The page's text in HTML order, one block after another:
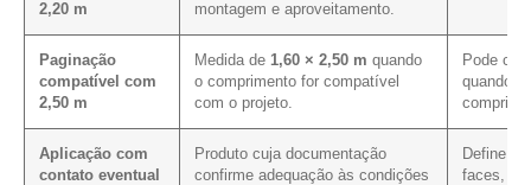
2,20 m
montagem e aproveitamento.
Paginação
compatível com
2,50 m
Medida de 1,60 × 2,50 m quando
o comprimento for compatível
com o projeto.
Pode
quando a
Aplicação com
contato eventual
Produto cuja documentação
confirme adequação às condições
Define
faces,